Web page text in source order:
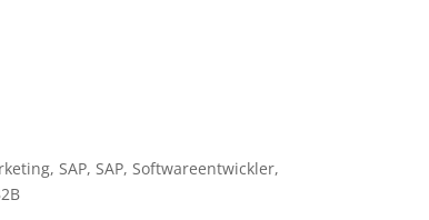
,SAP,SAP,Softwareentwickler,